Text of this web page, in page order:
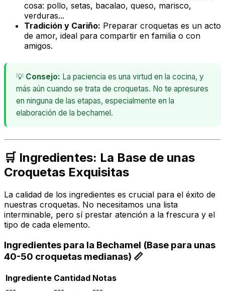
cosa: pollo, setas, bacalao, queso, marisco,
verduras...
Tradición y Cariño: Preparar croquetas es un acto
de amor, ideal para compartir en familia o con
amigos.
💡 Consejo: La paciencia es una virtud en la cocina, y
más aún cuando se trata de croquetas. No te apresures
en ninguna de las etapas, especialmente en la
elaboración de la bechamel.
🛒 Ingredientes: La Base de unas
Croquetas Exquisitas
La calidad de los ingredientes es crucial para el éxito de
nuestras croquetas. No necesitamos una lista
interminable, pero sí prestar atención a la frescura y el
tipo de cada elemento.
Ingredientes para la Bechamel (Base para unas
40-50 croquetas medianas) 📏
Ingrediente Cantidad Notas
---
---
---